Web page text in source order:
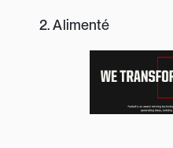
2. Alimenté